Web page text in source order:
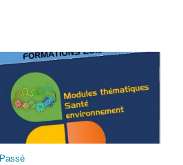
Passé